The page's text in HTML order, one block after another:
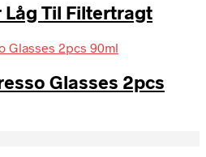
Til Filtertragt
Glasses 2pcs